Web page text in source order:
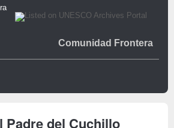
Comunidad Frontera
Padre del Cuchillo